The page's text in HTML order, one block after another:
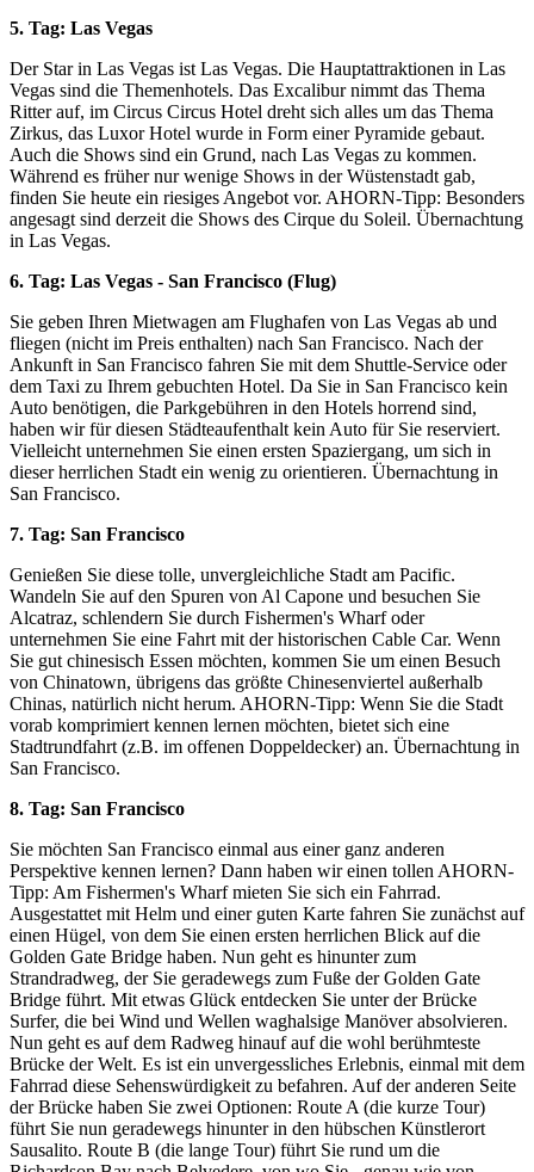
5. Tag: Las Vegas
Der Star in Las Vegas ist Las Vegas. Die Hauptattraktionen in Las
Vegas sind die Themenhotels. Das Excalibur nimmt das Thema
Ritter auf, im Circus Circus Hotel dreht sich alles um das Thema
Zirkus, das Luxor Hotel wurde in Form einer Pyramide gebaut.
Auch die Shows sind ein Grund, nach Las Vegas zu kommen.
Während es früher nur wenige Shows in der Wüstenstadt gab,
finden Sie heute ein riesiges Angebot vor. AHORN-Tipp: Besonders
angesagt sind derzeit die Shows des Cirque du Soleil. Übernachtung
in Las Vegas.
6. Tag: Las Vegas - San Francisco (Flug)
Sie geben Ihren Mietwagen am Flughafen von Las Vegas ab und
fliegen (nicht im Preis enthalten) nach San Francisco. Nach der
Ankunft in San Francisco fahren Sie mit dem Shuttle-Service oder
dem Taxi zu Ihrem gebuchten Hotel. Da Sie in San Francisco kein
Auto benötigen, die Parkgebühren in den Hotels horrend sind,
haben wir für diesen Städteaufenthalt kein Auto für Sie reserviert.
Vielleicht unternehmen Sie einen ersten Spaziergang, um sich in
dieser herrlichen Stadt ein wenig zu orientieren. Übernachtung in
San Francisco.
7. Tag: San Francisco
Genießen Sie diese tolle, unvergleichliche Stadt am Pacific.
Wandeln Sie auf den Spuren von Al Capone und besuchen Sie
Alcatraz, schlendern Sie durch Fishermen's Wharf oder
unternehmen Sie eine Fahrt mit der historischen Cable Car. Wenn
Sie gut chinesisch Essen möchten, kommen Sie um einen Besuch
von Chinatown, übrigens das größte Chinesenviertel außerhalb
Chinas, natürlich nicht herum. AHORN-Tipp: Wenn Sie die Stadt
vorab komprimiert kennen lernen möchten, bietet sich eine
Stadtrundfahrt (z.B. im offenen Doppeldecker) an. Übernachtung in
San Francisco.
8. Tag: San Francisco
Sie möchten San Francisco einmal aus einer ganz anderen
Perspektive kennen lernen? Dann haben wir einen tollen AHORN-
Tipp: Am Fishermen's Wharf mieten Sie sich ein Fahrrad.
Ausgestattet mit Helm und einer guten Karte fahren Sie zunächst auf
einen Hügel, von dem Sie einen ersten herrlichen Blick auf die
Golden Gate Bridge haben. Nun geht es hinunter zum
Strandradweg, der Sie geradewegs zum Fuße der Golden Gate
Bridge führt. Mit etwas Glück entdecken Sie unter der Brücke
Surfer, die bei Wind und Wellen waghalsige Manöver absolvieren.
Nun geht es auf dem Radweg hinauf auf die wohl berühmteste
Brücke der Welt. Es ist ein unvergessliches Erlebnis, einmal mit dem
Fahrrad diese Sehenswürdigkeit zu befahren. Auf der anderen Seite
der Brücke haben Sie zwei Optionen: Route A (die kurze Tour)
führt Sie nun geradewegs hinunter in den hübschen Künstlerort
Sausalito. Route B (die lange Tour) führt Sie rund um die